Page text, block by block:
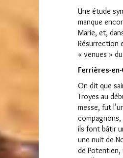
Une étude
manque
Marie, et,
Résurrection
« venues »
Ferrières-
On dit que
Troyes au
messe, fut
compagnons,
ils font bâtir
une nuit de
de Potentien,